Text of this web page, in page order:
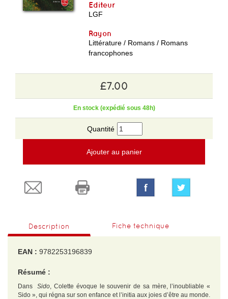
Editeur
LGF
Rayon
Littérature / Romans / Romans
francophones
£7.00
En stock (expédié sous 48h)
Quantité
Ajouter au panier
Description Fiche technique
EAN : 9782253196839
Résumé :
DansSido, Colette évoque le souvenir de sa mère, l’inoubliable «
Sido », qui régna sur son enfance et l’initia aux joies d’être au monde.